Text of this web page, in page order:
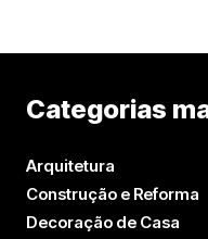
Categorias
Arquitetura
Construção e Reforma
Decoração de Casa